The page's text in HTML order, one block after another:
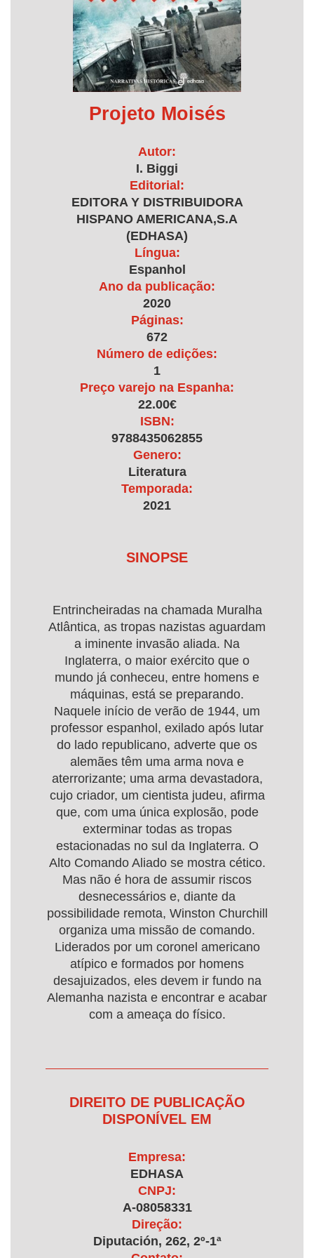
Projeto Moisés
Autor:
I. Biggi
Editorial:
EDITORA Y DISTRIBUIDORA
HISPANO AMERICANA,S.A
(EDHASA)
Língua:
Espanhol
Ano da publicação:
2020
Páginas:
672
Número de edições:
1
Preço varejo na Espanha:
22.00€
ISBN:
9788435062855
Genero:
Literatura
Temporada:
2021
SINOPSE
Entrincheiradas na chamada Muralha
Atlântica, as tropas nazistas aguardam
a iminente invasão aliada. Na
Inglaterra, o maior exército que o
mundo já conheceu, entre homens e
máquinas, está se preparando.
Naquele início de verão de 1944, um
professor espanhol, exilado após lutar
do lado republicano, adverte que os
alemães têm uma arma nova e
aterrorizante; uma arma devastadora,
cujo criador, um cientista judeu, afirma
que, com uma única explosão, pode
exterminar todas as tropas
estacionadas no sul da Inglaterra. O
Alto Comando Aliado se mostra cético.
Mas não é hora de assumir riscos
desnecessários e, diante da
possibilidade remota, Winston Churchill
organiza uma missão de comando.
Liderados por um coronel americano
atípico e formados por homens
desajuizados, eles devem ir fundo na
Alemanha nazista e encontrar e acabar
com a ameaça do físico.
DIREITO DE PUBLICAÇÃO
DISPONÍVEL EM
Empresa:
EDHASA
CNPJ:
A-08058331
Direção:
Diputación, 262, 2º-1ª